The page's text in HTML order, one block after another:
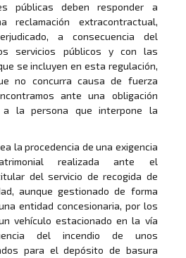
públicas deben responder a
reclamación extracontractual,
a consecuencia del
servicios públicos y con las
se incluyen en esta regulación,
no concurra causa de fuerza
ante una obligación
a la persona que interpone la
la procedencia de una exigencia
realizada ante el
del servicio de recogida de
aunque gestionado de forma
entidad concesionaria, por los
vehículo estacionado en la vía
del incendio de unos
para el depósito de basura